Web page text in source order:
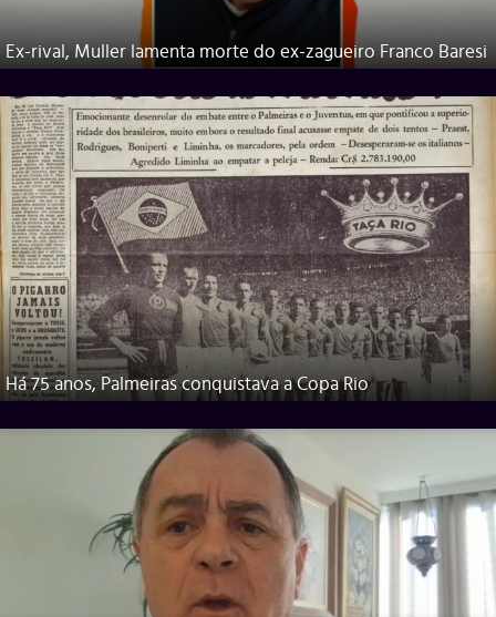
Ex-rival, Muller lamenta morte do ex-zagueiro Franco Baresi
Há 75 anos, Palmeiras conquistava a Copa Rio